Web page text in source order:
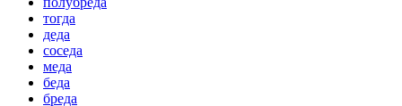
тогда
деда
соседа
меда
беда
бреда